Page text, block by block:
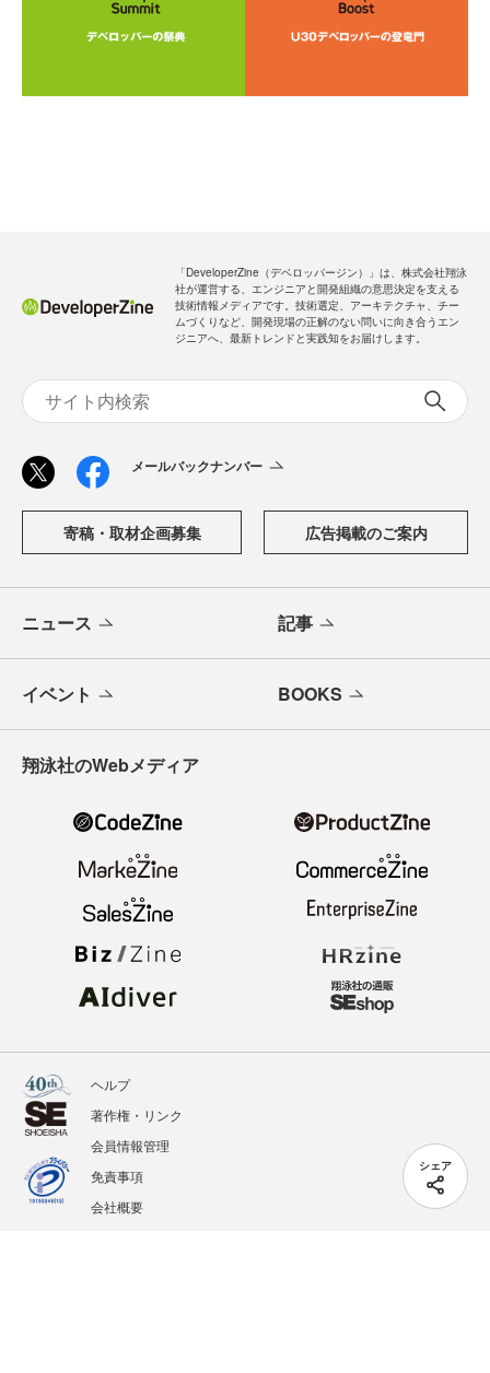
シェア
「DeveloperZine（デベロッパージン）」は、株式会社翔泳
社が運営する、エンジニアと開発組織の意思決定を支える
技術情報メディアです。技術選定、アーキテクチャ、チー
ムづくりなど、開発現場の正解のない問いに向き合うエン
ジニアへ、最新トレンドと実践知をお届けします。
メールバックナンバー
寄稿・取材企画募集 広告掲載のご案内
ニュース 記事
イベント BOOKS
翔泳社のWebメディア
ヘルプ
著作権・リンク
会員情報管理
免責事項
会社概要